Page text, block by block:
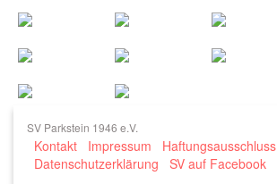
SV Parkstein 1946 e.V.
Kontakt Impressum
Haftungsausschluss
Datenschutzerklärung
SV auf Facebook